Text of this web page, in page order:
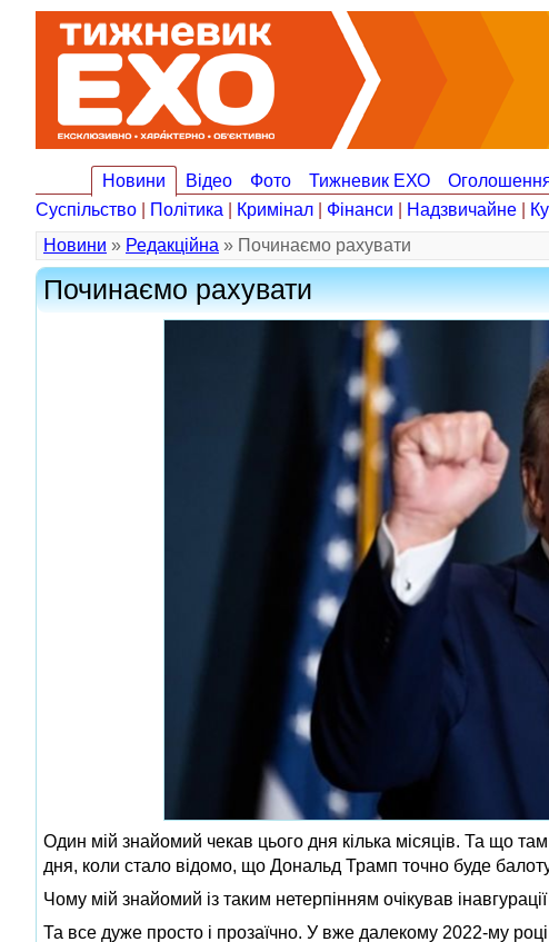
Новини Відео Фото Тижневик ЕХО
Суспільство
Політика Кримінал Фінанси Надзвичайне
Новини » Редакційна » Починаємо рахувати
Починаємо рахувати
Один мій знайомий чекав цього дня кілька місяців. Та що
дня, коли стало відомо, що Дональд Трамп точно буде
Чому мій знайомий із таким нетерпінням очікував
Та все дуже просто і прозаїчно. У вже далекому 2022-му